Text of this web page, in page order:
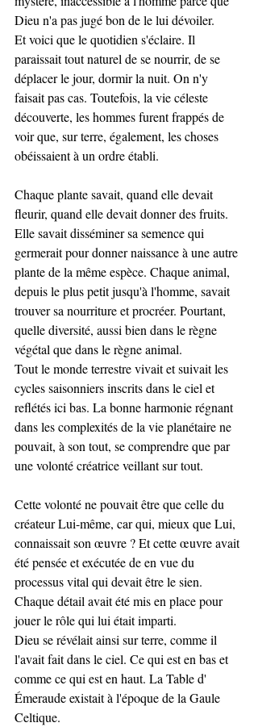
Dieu n'a pas jugé bon de le lui dévoiler.
Et voici que le quotidien s'éclaire. Il
paraissait tout naturel de se nourrir, de se
déplacer le jour, dormir la nuit. On n'y
faisait pas cas. Toutefois, la vie céleste
découverte, les hommes furent frappés de
voir que, sur terre, également, les choses
obéissaient à un ordre établi.
Chaque plante savait, quand elle devait
fleurir, quand elle devait donner des fruits.
Elle savait disséminer sa semence qui
germerait pour donner naissance à une autre
plante de la même espèce. Chaque animal,
depuis le plus petit jusqu'à l'homme, savait
trouver sa nourriture et procréer. Pourtant,
quelle diversité, aussi bien dans le règne
végétal que dans le règne animal.
Tout le monde terrestre vivait et suivait les
cycles saisonniers inscrits dans le ciel et
reflétés ici bas. La bonne harmonie régnant
dans les complexités de la vie planétaire ne
pouvait, à son tout, se comprendre que par
une volonté créatrice veillant sur tout.
Cette volonté ne pouvait être que celle du
créateur Lui-même, car qui, mieux que Lui,
connaissait son œuvre ? Et cette œuvre avait
été pensée et exécutée de en vue du
processus vital qui devait être le sien.
Chaque détail avait été mis en place pour
jouer le rôle qui lui était imparti.
Dieu se révélait ainsi sur terre, comme il
l'avait fait dans le ciel. Ce qui est en bas et
comme ce qui est en haut. La Table d'
Émeraude existait à l'époque de la Gaule
Celtique.